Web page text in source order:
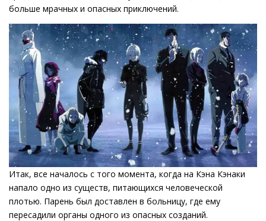
больше мрачных и опасных приключений.
Итак, все началось с того момента, когда на Кэна Кэнаки
напало одно из существ, питающихся человеческой
плотью. Парень был доставлен в больницу, где ему
пересадили органы одного из опасных созданий.